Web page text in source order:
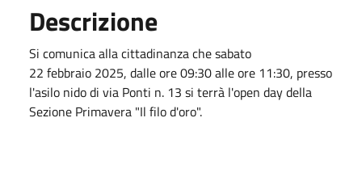
Descrizione
Si comunica alla cittadinanza che sabato
22 febbraio 2025, dalle ore 09:30 alle ore 11:30, presso
l'asilo nido di via Ponti n. 13 si terrà l'open day della
Sezione Primavera "Il filo d'oro".